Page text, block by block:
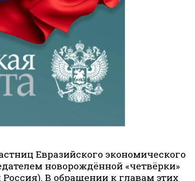
Евразийского экономического
новорождённой «четвёрки»
В обращении к главам этих